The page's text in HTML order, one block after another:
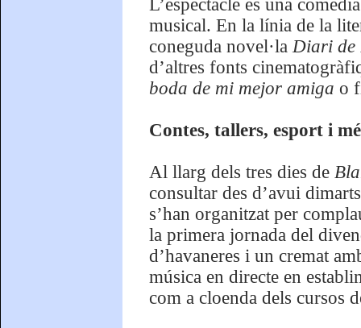
L’espectacle és una
musical. En la línia de la
coneguda novel·la Diari de
d’altres fonts
boda de mi mejor amiga o
Contes, tallers, esport i
Al llarg dels tres dies de
consultar des d’avui
s’han organitzat per
la primera jornada del
d’havaneres i un cremat
música en directe en
com a cloenda dels cursos